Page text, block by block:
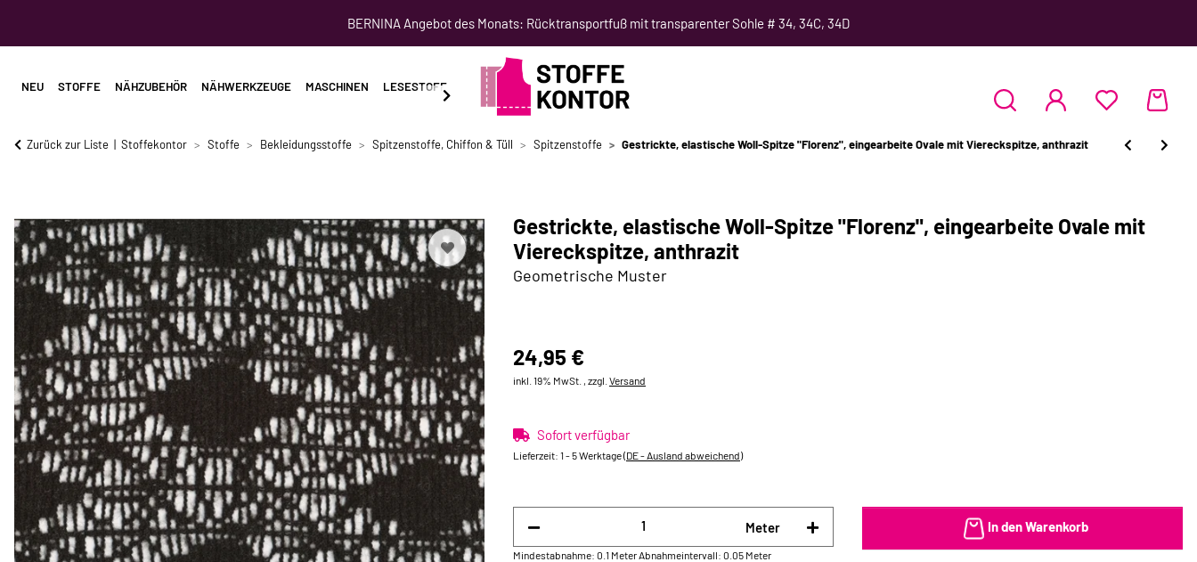
BERNINA Angebot des Monats: Rücktransportfuß mit transparenter Sohle # 34, 34C, 34D
NEU STOFFE NÄHZUBEHÖR NÄHWERKZEUGE MASCHINEN LESESTOFF SCHNITTMUSTER NÄHKURSE
Zurück zur Liste Stoffekontor Stoffe Bekleidungsstoffe Spitzenstoffe, Chiffon & Tüll Spitzenstoffe Gestrickte, elastische Woll-Spitze "Florenz", eingearbeite Ovale mit Viereckspitze, anthrazit
Gestrickte, elastische Woll-Spitze "Florenz", eingearbeite Ovale mit
Viereckspitze, anthrazit
Geometrische Muster
24,95 €
inkl. 19% MwSt. , zzgl. Versand
Sofort verfügbar
Lieferzeit: 1 - 5 Werktage(DE - Ausland abweichend)
Meter
Mindestabnahme: 0.1 MeterAbnahmeintervall: 0.05 Meter
In den Warenkorb